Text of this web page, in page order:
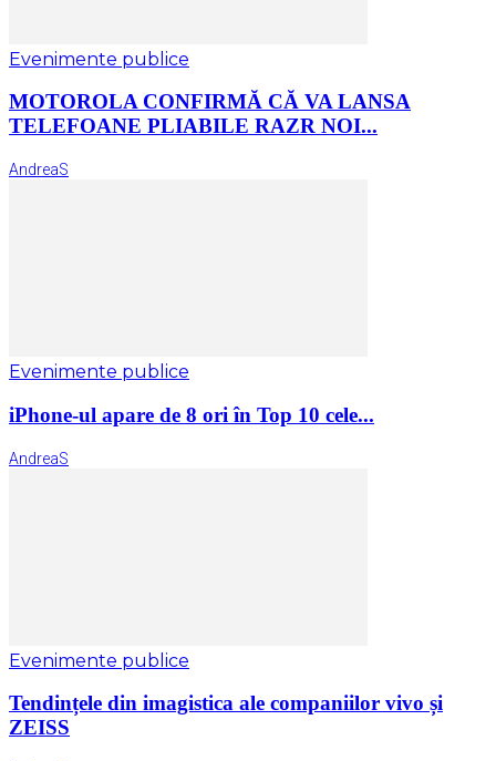
Evenimente publice
MOTOROLA CONFIRMĂ CĂ VA LANSA
TELEFOANE PLIABILE RAZR NOI...
AndreaS
Evenimente publice
iPhone-ul apare de 8 ori în Top 10 cele...
AndreaS
Evenimente publice
Tendințele din imagistica ale companiilor vivo și
ZEISS